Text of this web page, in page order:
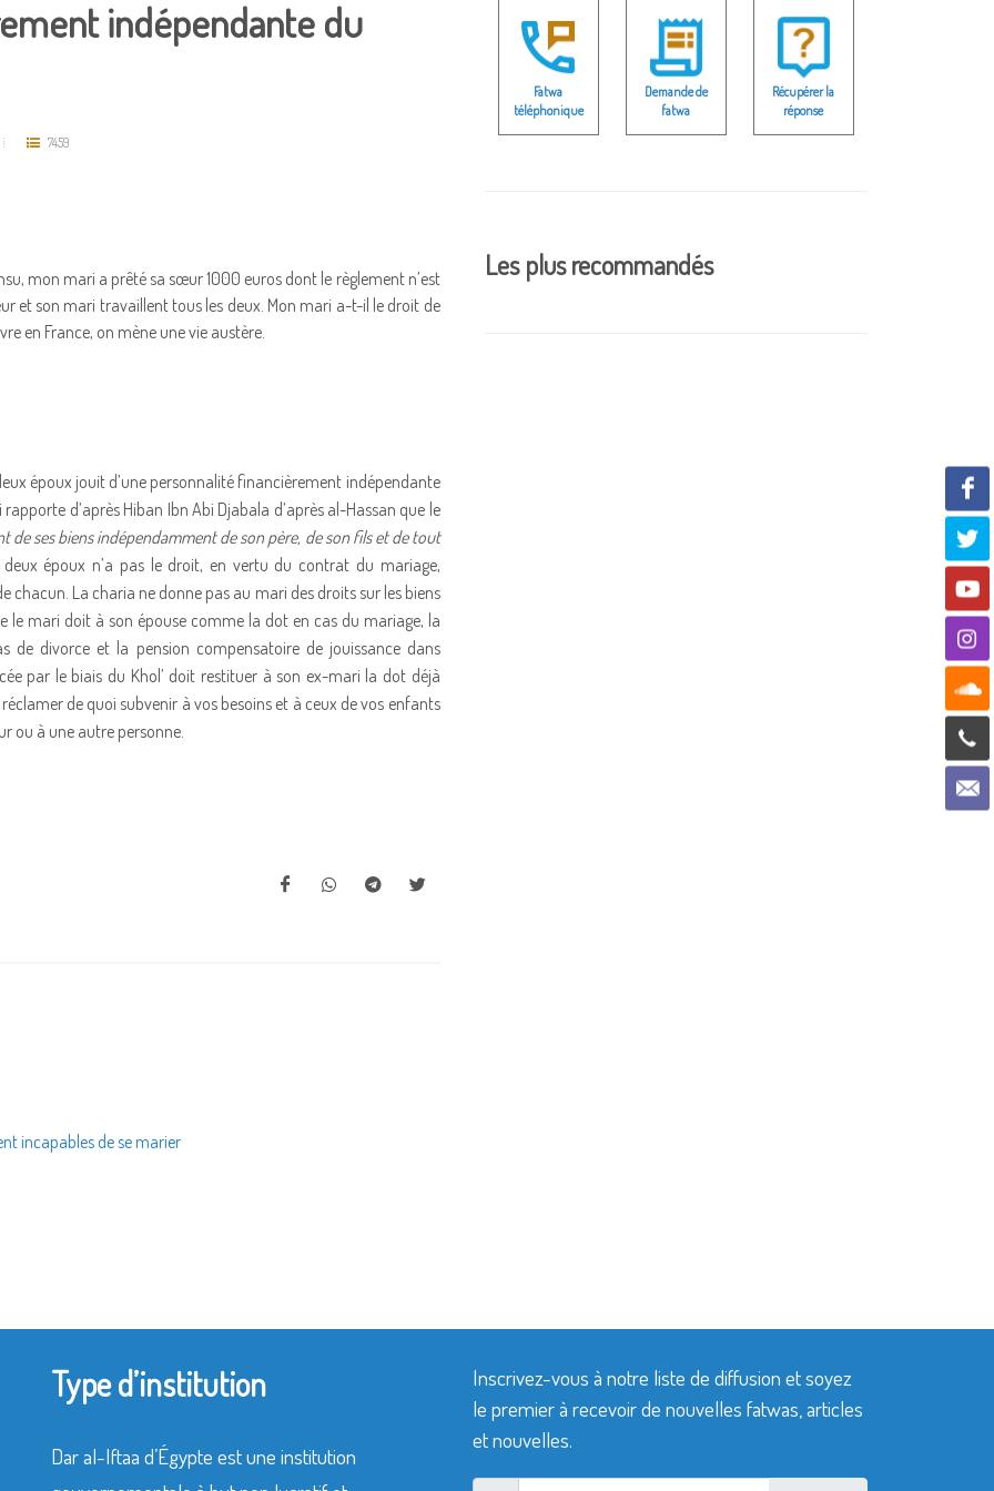
indépendante du
7459
mon mari a prêté sa sœur 1000 euros dont le règlement n’est
et son mari travaillent tous les deux. Mon mari a-t-il le droit de
en France, on mène une vie austère.
époux jouit d’une personnalité financièrement indépendante
d’après Hiban Ibn Abi Djabala d’après al-Hassan que le
de ses biens indépendamment de son père, de son fils et de tout
époux n’a pas le droit, en vertu du contrat du mariage,
chacun. La charia ne donne pas au mari des droits sur les biens
le mari doit à son épouse comme la dot en cas du mariage, la
de divorce et la pension compensatoire de jouissance dans
par le biais du Khol’ doit restituer à son ex-mari la dot déjà
de quoi subvenir à vos besoins et à ceux de vos enfants
ou à une autre personne.
incapables de se marier
Fatwa
téléphonique
Demande de
fatwa
Récupérer la
réponse
Les plus recommandés
Type d’institution
Dar al-Iftaa d’Égypte est une institution
Inscrivez-vous à notre liste de diffusion et soyez
le premier à recevoir de nouvelles fatwas, articles
et nouvelles.